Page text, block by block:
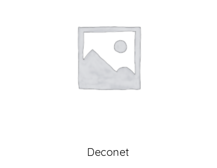
Deconet